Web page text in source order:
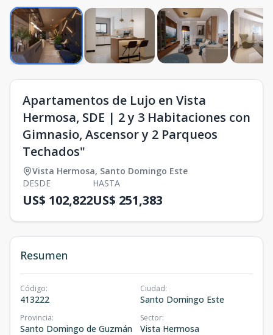
Apartamentos de Lujo en Vista
Hermosa, SDE | 2 y 3 Habitaciones con
Gimnasio, Ascensor y 2 Parqueos
Techados"
Vista Hermosa, Santo Domingo Este
DESDE
US$ 102,822
HASTA
US$ 251,383
Resumen
Código:
413222
Ciudad:
Santo Domingo Este
Provincia:
Santo Domingo de Guzmán
Sector:
Vista Hermosa